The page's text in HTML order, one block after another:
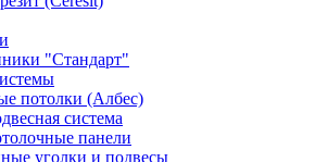
"Стандарт"
потолки (Албес)
система
панели
уголки и подвесы